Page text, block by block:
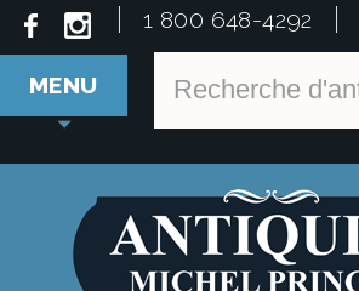
1 800 648-4292
MENU